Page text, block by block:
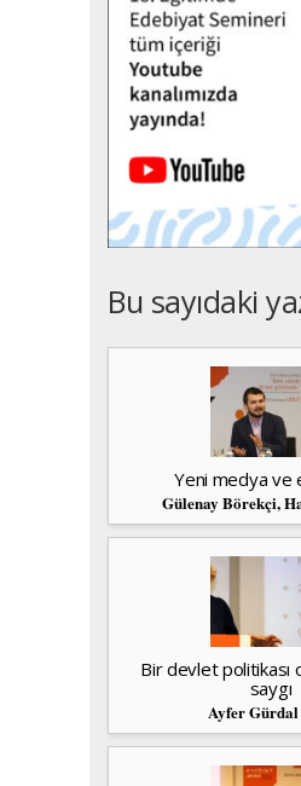
Bu sayıdaki
Yeni medya ve
Gülenay Börekçi,
Bir devlet politikası
saygı
Ayfer